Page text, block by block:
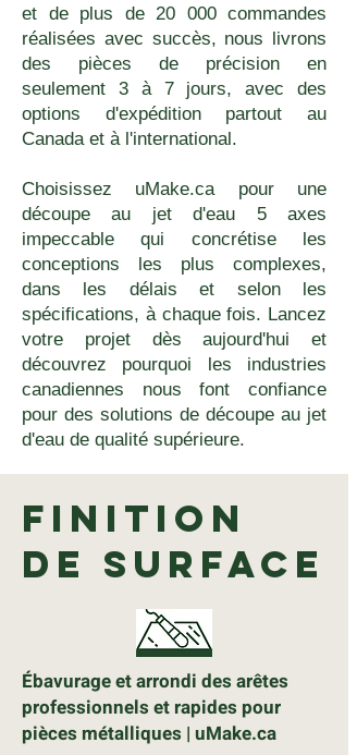
et de plus de 20 000 commandes
réalisées avec succès, nous livrons
des pièces de précision en
seulement 3 à 7 jours, avec des
options d'expédition partout au
Canada et à l'international.
Choisissez uMake.ca pour une
découpe au jet d'eau 5 axes
impeccable qui concrétise les
conceptions les plus complexes,
dans les délais et selon les
spécifications, à chaque fois. Lancez
votre projet dès aujourd'hui et
découvrez pourquoi les industries
canadiennes nous font confiance
pour des solutions de découpe au jet
d'eau de qualité supérieure.
Finition
de surface
Ébavurage et arrondi des arêtes
professionnels et rapides pour
pièces métalliques | uMake.ca